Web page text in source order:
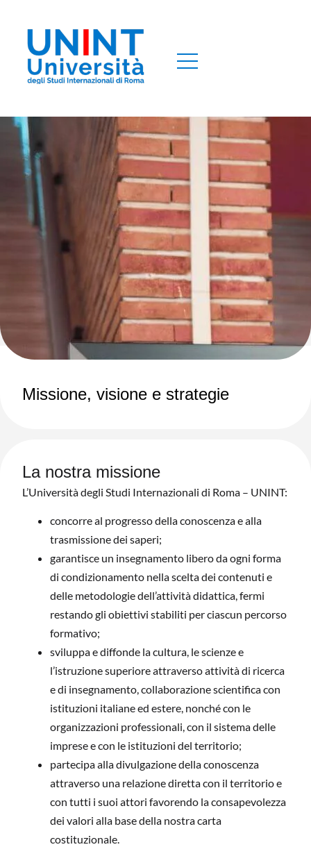
Missione, visione e strategie
La nostra missione
L’Università degli Studi Internazionali di Roma – UNINT:
concorre al progresso della conoscenza e alla
trasmissione dei saperi;
garantisce un insegnamento libero da ogni forma
di condizionamento nella scelta dei contenuti e
delle metodologie dell’attività didattica, fermi
restando gli obiettivi stabiliti per ciascun percorso
formativo;
sviluppa e diffonde la cultura, le scienze e
l’istruzione superiore attraverso attività di ricerca
e di insegnamento, collaborazione scientifica con
istituzioni italiane ed estere, nonché con le
organizzazioni professionali, con il sistema delle
imprese e con le istituzioni del territorio;
partecipa alla divulgazione della conoscenza
attraverso una relazione diretta con il territorio e
con tutti i suoi attori favorendo la consapevolezza
dei valori alla base della nostra carta
costituzionale.